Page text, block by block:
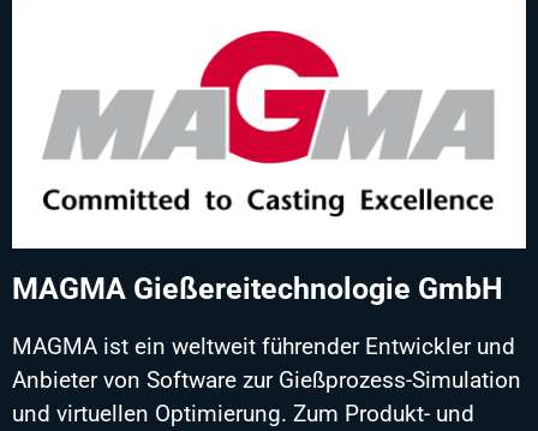
MAGMA Gießereitechnologie GmbH
MAGMA ist ein weltweit führender Entwickler und
Anbieter von Software zur Gießprozess-Simulation
und virtuellen Optimierung. Zum Produkt- und